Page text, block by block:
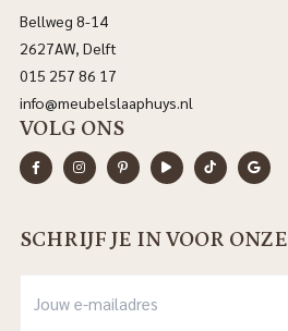
Bellweg 8-14
2627AW, Delft
015 257 86 17
info@meubelslaaphuys.nl
VOLG ONS
SCHRIJF JE IN VOOR ONZE